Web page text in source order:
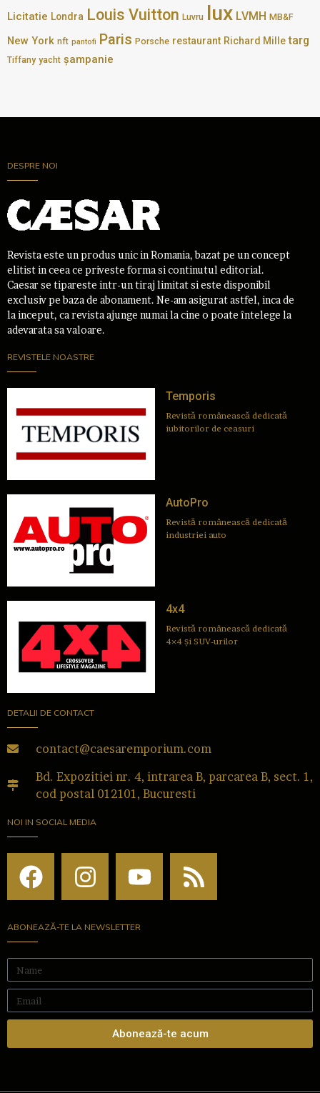
Licitatie Londra Louis Vuitton Luvru lux LVMH MB&F
New York nft pantofi Paris Porsche restaurant Richard Mille targ
Tiffany yacht șampanie
DESPRE NOI
Revista este un produs unic in Romania, bazat pe un concept
elitist in ceea ce priveste forma si continutul editorial.
Caesar se tipareste intr-un tiraj limitat si este disponibil
exclusiv pe baza de abonament. Ne-am asigurat astfel, inca de
la inceput, ca revista ajunge numai la cine o poate întelege la
adevarata sa valoare.
REVISTELE NOASTRE
Temporis
Revistă românească dedicată
iubitorilor de ceasuri
AutoPro
Revistă românească dedicată
industriei auto
4x4
Revistă românească dedicată
4×4 și SUV-urilor
DETALII DE CONTACT
contact@caesaremporium.com
Bd. Expozitiei nr. 4, intrarea B, parcarea B, sect. 1,
cod postal 012101, Bucuresti
NOI IN SOCIAL MEDIA
ABONEAZĂ-TE LA NEWSLETTER
Abonează-te acum